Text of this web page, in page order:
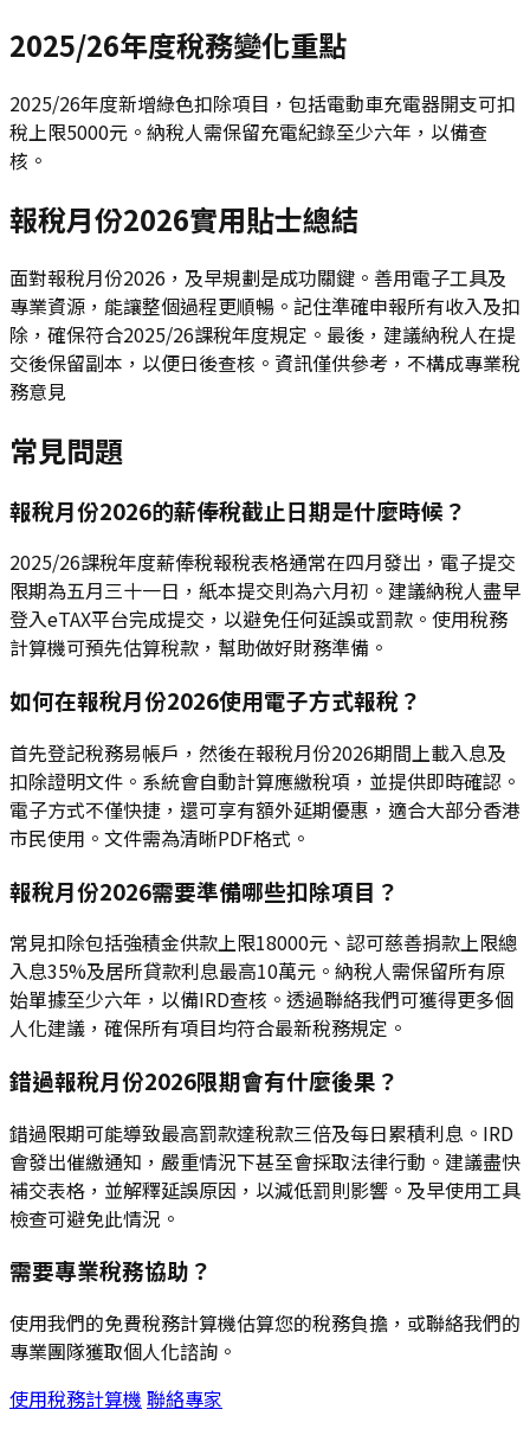
2025/26年度稅務變化重點
2025/26年度新增綠色扣除項目，包括電動車充電器開支可扣
稅上限5000元。納稅人需保留充電紀錄至少六年，以備查
核。
報稅月份2026實用貼士總結
面對報稅月份2026，及早規劃是成功關鍵。善用電子工具及
專業資源，能讓整個過程更順暢。記住準確申報所有收入及扣
除，確保符合2025/26課稅年度規定。最後，建議納稅人在提
交後保留副本，以便日後查核。資訊僅供參考，不構成專業稅
務意見
常見問題
報稅月份2026的薪俸稅截止日期是什麼時候？
2025/26課稅年度薪俸稅報稅表格通常在四月發出，電子提交
限期為五月三十一日，紙本提交則為六月初。建議納稅人盡早
登入eTAX平台完成提交，以避免任何延誤或罰款。使用稅務
計算機可預先估算稅款，幫助做好財務準備。
如何在報稅月份2026使用電子方式報稅？
首先登記稅務易帳戶，然後在報稅月份2026期間上載入息及
扣除證明文件。系統會自動計算應繳稅項，並提供即時確認。
電子方式不僅快捷，還可享有額外延期優惠，適合大部分香港
市民使用。文件需為清晰PDF格式。
報稅月份2026需要準備哪些扣除項目？
常見扣除包括強積金供款上限18000元、認可慈善捐款上限總
入息35%及居所貸款利息最高10萬元。納稅人需保留所有原
始單據至少六年，以備IRD查核。透過聯絡我們可獲得更多個
人化建議，確保所有項目均符合最新稅務規定。
錯過報稅月份2026限期會有什麼後果？
錯過限期可能導致最高罰款達稅款三倍及每日累積利息。IRD
會發出催繳通知，嚴重情況下甚至會採取法律行動。建議盡快
補交表格，並解釋延誤原因，以減低罰則影響。及早使用工具
檢查可避免此情況。
需要專業稅務協助？
使用我們的免費稅務計算機估算您的稅務負擔，或聯絡我們的
專業團隊獲取個人化諮詢。
使用稅務計算機 聯絡專家